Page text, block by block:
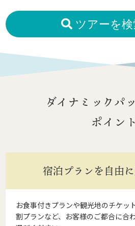
ツアーを検
ダイナミックパ
ポイント
宿泊プランを自由
お食事付きプランや観光地のチケッ
割プランなど、お客様のご都合に合